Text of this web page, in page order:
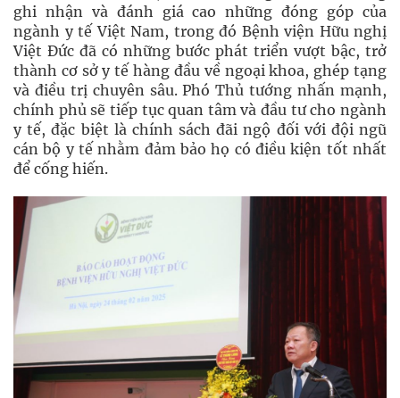
ghi nhận và đánh giá cao những đóng góp của
ngành y tế Việt Nam, trong đó Bệnh viện Hữu nghị
Việt Đức đã có những bước phát triển vượt bậc, trở
thành cơ sở y tế hàng đầu về ngoại khoa, ghép tạng
và điều trị chuyên sâu. Phó Thủ tướng nhấn mạnh,
chính phủ sẽ tiếp tục quan tâm và đầu tư cho ngành
y tế, đặc biệt là chính sách đãi ngộ đối với đội ngũ
cán bộ y tế nhằm đảm bảo họ có điều kiện tốt nhất
để cống hiến.